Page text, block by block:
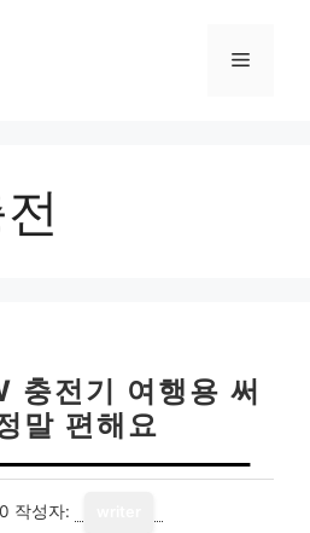
메
충전기 여행용 써
말 편해요
작성자: